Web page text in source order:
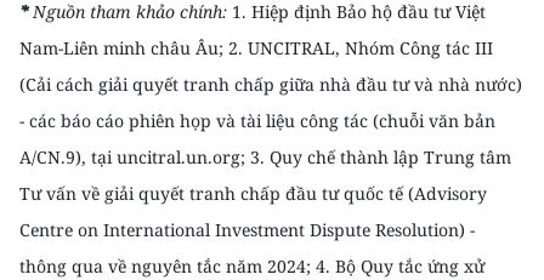
*Nguồn tham khảo chính: 1. Hiệp định Bảo hộ đầu tư Việt
Nam-Liên minh châu Âu; 2. UNCITRAL, Nhóm Công tác III
(Cải cách giải quyết tranh chấp giữa nhà đầu tư và nhà nước)
- các báo cáo phiên họp và tài liệu công tác (chuỗi văn bản
A/CN.9), tại uncitral.un.org; 3. Quy chế thành lập Trung tâm
Tư vấn về giải quyết tranh chấp đầu tư quốc tế (Advisory
Centre on International Investment Dispute Resolution) -
thông qua về nguyên tắc năm 2024; 4. Bộ Quy tắc ứng xử